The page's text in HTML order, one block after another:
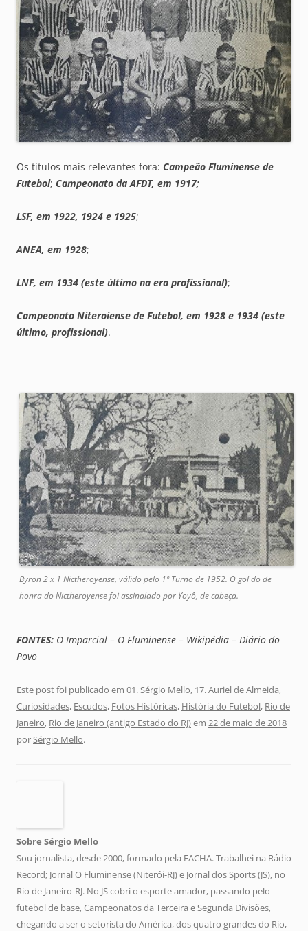
Os títulos mais relevantes fora: Campeão Fluminense de
Futebol; Campeonato da AFDT, em 1917;
LSF, em 1922, 1924 e 1925;
ANEA, em 1928;
LNF, em 1934 (este último na era profissional);
Campeonato Niteroiense de Futebol, em 1928 e 1934 (este
último, profissional).
Byron 2 x 1 Nictheroyense, válido pelo 1º Turno de 1952. O gol do de
honra do Nictheroyense foi assinalado por Yoyô, de cabeça.
FONTES: O Imparcial – O Fluminense – Wikipédia – Diário do
Povo
Este post foi publicado em 01. Sérgio Mello, 17. Auriel de Almeida,
Curiosidades, Escudos, Fotos Históricas, História do Futebol, Rio de
Janeiro, Rio de Janeiro (antigo Estado do RJ)em 22 de maio de 2018
porSérgio Mello.
Sobre Sérgio Mello
Sou jornalista, desde 2000, formado pela FACHA. Trabalhei na Rádio
Record; Jornal O Fluminense (Niterói-RJ) e Jornal dos Sports (JS), no
Rio de Janeiro-RJ. No JS cobri o esporte amador, passando pelo
futebol de base, Campeonatos da Terceira e Segunda Divisões,
chegando a ser o setorista do América, dos quatro grandes do Rio,